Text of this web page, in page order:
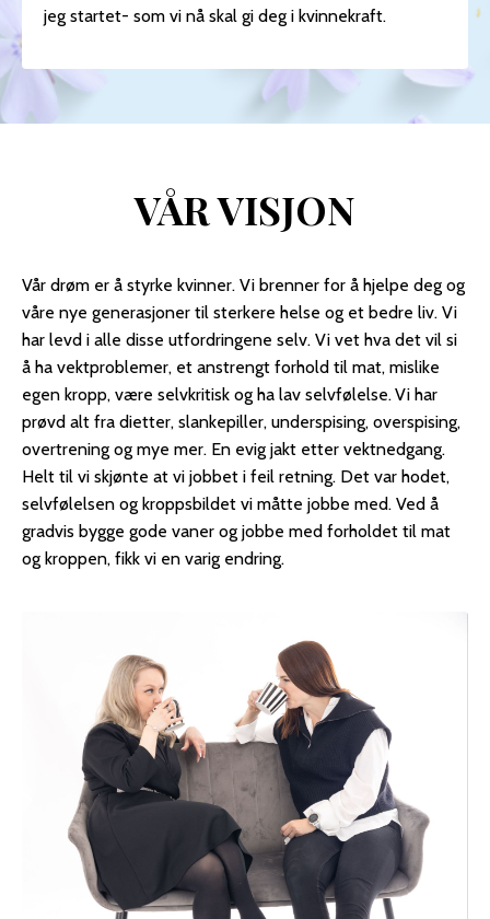
jeg startet- som vi nå skal gi deg i kvinnekraft.
VÅR VISJON
Vår drøm er å styrke kvinner. Vi brenner for å hjelpe deg og
våre nye generasjoner til sterkere helse og et bedre liv. Vi
har levd i alle disse utfordringene selv. Vi vet hva det vil si
å ha vektproblemer, et anstrengt forhold til mat, mislike
egen kropp, være selvkritisk og ha lav selvfølelse. Vi har
prøvd alt fra dietter, slankepiller, underspising, overspising,
overtrening og mye mer. En evig jakt etter vektnedgang.
Helt til vi skjønte at vi jobbet i feil retning. Det var hodet,
selvfølelsen og kroppsbildet vi måtte jobbe med. Ved å
gradvis bygge gode vaner og jobbe med forholdet til mat
og kroppen, fikk vi en varig endring.